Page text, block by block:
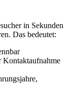
in Sekunden
Das bedeutet: